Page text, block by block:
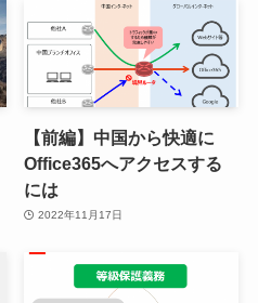
【前編】中国から快適に
Office365へアクセスする
には
2022年11月17日